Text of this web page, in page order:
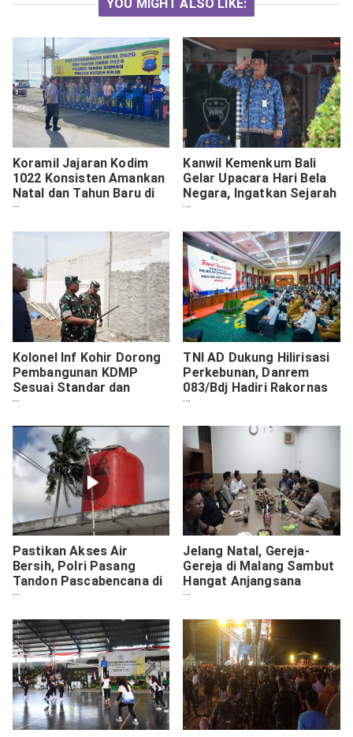
YOU MIGHT ALSO LIKE:
Koramil Jajaran Kodim
1022 Konsisten Amankan
Natal dan Tahun Baru di
Tanah Bumbu
Kanwil Kemenkum Bali
Gelar Upacara Hari Bela
Negara, Ingatkan Sejarah
Perjuangan Bangsa
Kolonel Inf Kohir Dorong
Pembangunan KDMP
Sesuai Standar dan
Perencanaan
TNI AD Dukung Hilirisasi
Perkebunan, Danrem
083/Bdj Hadiri Rakornas
Nasional
Pastikan Akses Air
Bersih, Polri Pasang
Tandon Pascabencana di
Aceh Tamiang
Jelang Natal, Gereja-
Gereja di Malang Sambut
Hangat Anjangsana
Danrem 083/Bdj